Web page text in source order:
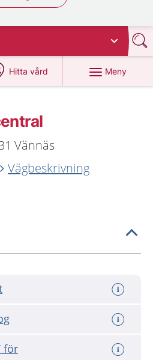
Hitta vård
på 1177.se
Meny
Vännäs
Vägbeskrivning
för